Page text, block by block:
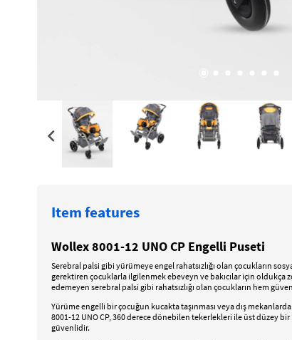
Item features
Wollex 8001-12 UNO CP Engelli Puseti
Serebral palsi gibi yürümeye engel rahatsızlığı olan çocukların
gerektiren çocuklarla ilgilenmek ebeveyn ve bakıcılar için oldukça
edemeyen serebral palsi gibi rahatsızlığı olan çocukların hem
Yürüme engelli bir çocuğun kucakta taşınması veya dış
8001-12 UNO CP, 360 derece dönebilen tekerlekleri ile üst düzey
güvenlidir.